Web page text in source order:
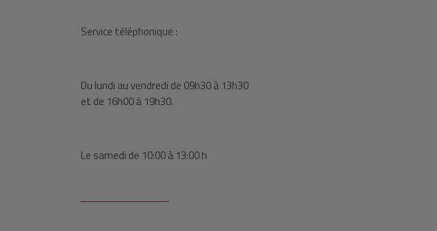
Service téléphonique :
Du lundi au vendredi de 09h30 à 13h30
et de 16h00 à 19h30.
Le samedi de 10:00 à 13:00 h